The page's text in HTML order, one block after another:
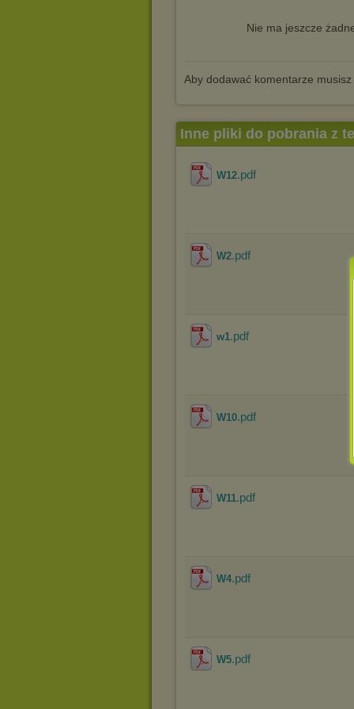
Nie ma jeszcze
Aby dodawać komentarze musisz
Inne pliki do pobrania z
W12.pdf
W2.pdf
w1.pdf
W10.pdf
W11.pdf
W4.pdf
W5.pdf